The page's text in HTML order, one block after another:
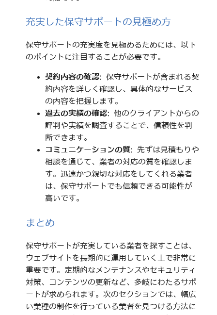
充実した保守サポートの見極め方
保守サポートの充実度を見極めるためには、以下
のポイントに注目することが必要です。
契約内容の確認: 保守サポートが含まれる契
約内容を詳しく確認し、具体的なサービス
の内容を把握します。
過去の実績の確認: 他のクライアントからの
評判や実績を調査することで、信頼性を判
断できます。
コミュニケーションの質: 先ずは見積もりや
相談を通じて、業者の対応の質を確認しま
す。迅速かつ親切な対応をしてくれる業者
は、保守サポートでも信頼できる可能性が
高いです。
まとめ
保守サポートが充実している業者を探すことは、
ウェブサイトを長期的に運用していく上で非常に
重要です。定期的なメンテナンスやセキュリティ
対策、コンテンツの更新など、多岐にわたるサポ
ートが求められます。次のセクションでは、幅広
い業種の制作を行っている業者を見つける方法に